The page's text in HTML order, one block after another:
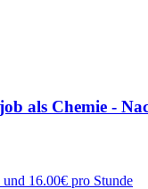
als Chemie -
16.00€ pro Stunde